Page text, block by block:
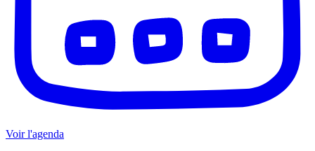
Voir l'agenda